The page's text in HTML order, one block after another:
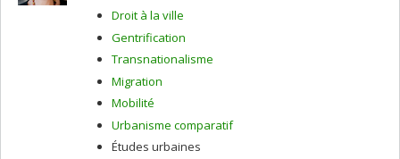
Droit à la ville
Gentrification
Transnationalisme
Migration
Mobilité
Urbanisme comparatif
Études urbaines